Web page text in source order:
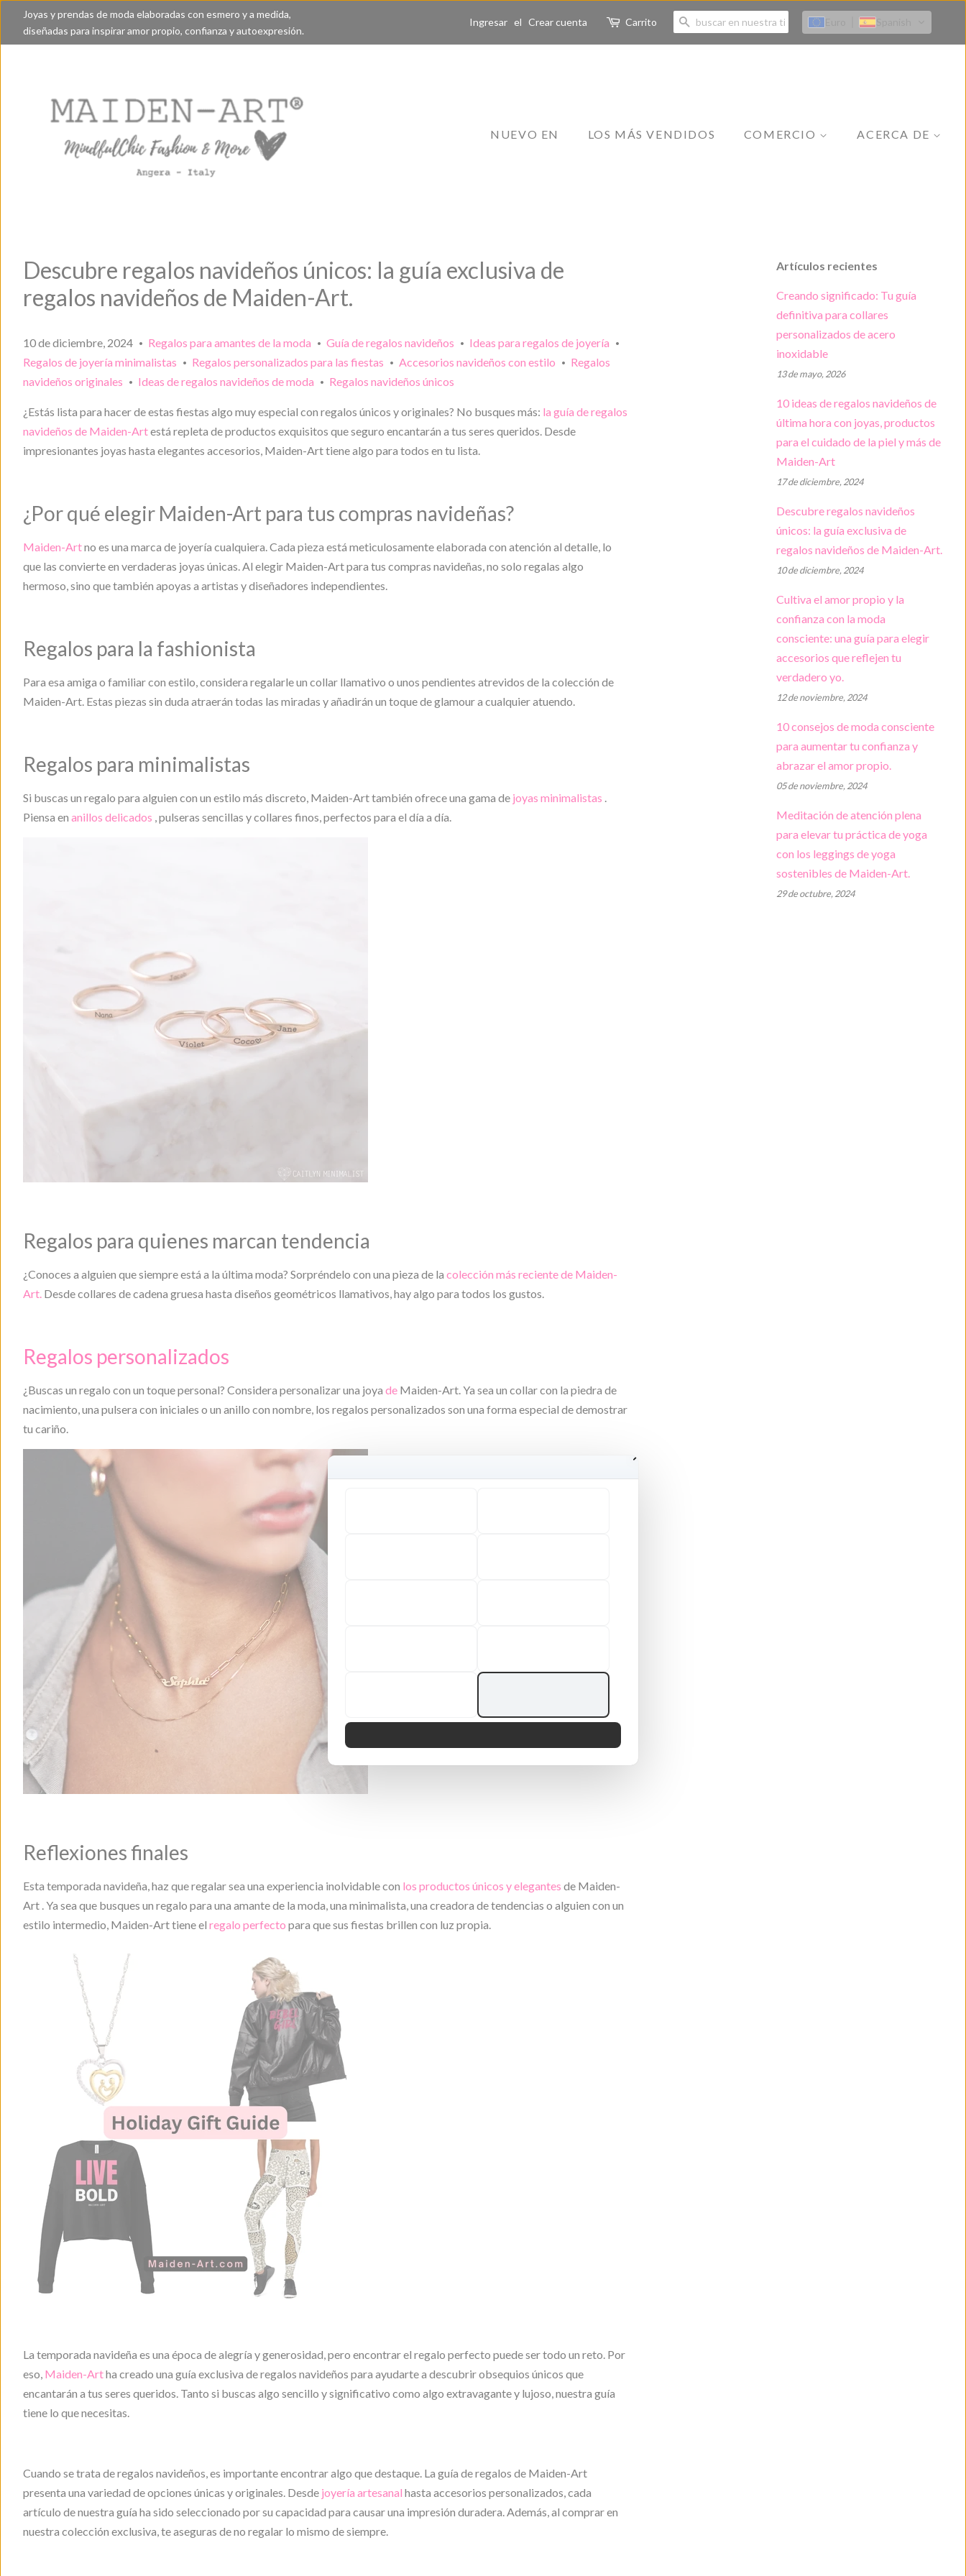
Joyas y prendas de moda elaboradas con esmero y a medida,
diseñadas para inspirar amor propio, confianza y autoexpresión.
Ingresar el Crear cuenta Carrito BUSCAR
NUEVO EN LOS MÁS VENDIDOS COMERCIO
Accesorios
Protección de la piel
Constituir
Hogar y vida
Libros electrónicos
ACERCA DE
Descubre regalos navideños únicos: la guía exclusiva de
regalos navideños de Maiden-Art.
10 de diciembre, 2024 • Regalos para amantes de la moda • Guía de regalos navideños • Ideas para regalos de joyería •
Regalos de joyería minimalistas • Regalos personalizados para las fiestas • Accesorios navideños con estilo •
Regalos
navideños originales
• Ideas de regalos navideños de moda • Regalos navideños únicos
¿Estás lista para hacer de estas fiestas algo muy especial con regalos únicos y originales? No busques más: la guía de regalos
navideños de Maiden-Artestá repleta de productos exquisitos que seguro encantarán a tus seres queridos. Desde
impresionantes joyas hasta elegantes accesorios, Maiden-Art tiene algo para todos en tu lista.
¿Por qué elegir Maiden-Art para tus compras navideñas?
Maiden-Artno es una marca de joyería cualquiera. Cada pieza está meticulosamente elaborada con atención al detalle, lo
que las convierte en verdaderas joyas únicas. Al elegir Maiden-Art para tus compras navideñas, no solo regalas algo
hermoso, sino que también apoyas a artistas y diseñadores independientes.
Regalos para la fashionista
Para esa amiga o familiar con estilo, considera regalarle un collar llamativo o unos pendientes atrevidos de la colección de
Maiden-Art. Estas piezas sin duda atraerán todas las miradas y añadirán un toque de glamour a cualquier atuendo.
Regalos para minimalistas
Si buscas un regalo para alguien con un estilo más discreto, Maiden-Art también ofrece una gama de joyas minimalistas .
Piensa en anillos delicados , pulseras sencillas y collares finos, perfectos para el día a día.
Regalos para quienes marcan tendencia
¿Conoces a alguien que siempre está a la última moda? Sorpréndelo con una pieza de la colección más reciente de Maiden-
Art. Desde collares de cadena gruesa hasta diseños geométricos llamativos, hay algo para todos los gustos.
Regalos personalizados
¿Buscas un regalo con un toque personal? Considera personalizar una joya de Maiden-Art. Ya sea un collar con la piedra de
nacimiento, una pulsera con iniciales o un anillo con nombre, los regalos personalizados son una forma especial de demostrar
tu cariño.
Reflexiones finales
Esta temporada navideña, haz que regalar sea una experiencia inolvidable con los productos únicos y elegantes de Maiden-
Art . Ya sea que busques un regalo para una amante de la moda, una minimalista, una creadora de tendencias o alguien con un
estilo intermedio, Maiden-Art tiene el regalo perfecto para que sus fiestas brillen con luz propia.
La temporada navideña es una época de alegría y generosidad, pero encontrar el regalo perfecto puede ser todo un reto. Por
eso, Maiden-Artha creado una guía exclusiva de regalos navideños para ayudarte a descubrir obsequios únicos que
encantarán a tus seres queridos. Tanto si buscas algo sencillo y significativo como algo extravagante y lujoso, nuestra guía
tiene lo que necesitas.
Cuando se trata de regalos navideños, es importante encontrar algo que destaque. La guía de regalos de Maiden-Art
presenta una variedad de opciones únicas y originales. Desde joyería artesanal hasta accesorios personalizados, cada
artículo de nuestra guía ha sido seleccionado por su capacidad para causar una impresión duradera. Además, al comprar en
nuestra colección exclusiva, te aseguras de no regalar lo mismo de siempre.
Artículos recientes
Creando significado: Tu guía
definitiva para collares
personalizados de acero
inoxidable
13 de mayo, 2026
10 ideas de regalos navideños de
última hora con joyas, productos
para el cuidado de la piel y más de
Maiden-Art
17 de diciembre, 2024
Descubre regalos navideños
únicos: la guía exclusiva de
regalos navideños de Maiden-Art.
10 de diciembre, 2024
Cultiva el amor propio y la
confianza con la moda
consciente: una guía para elegir
accesorios que reflejen tu
verdadero yo.
12 de noviembre, 2024
10 consejos de moda consciente
para aumentar tu confianza y
abrazar el amor propio.
05 de noviembre, 2024
Meditación de atención plena
para elevar tu práctica de yoga
con los leggings de yoga
sostenibles de Maiden-Art.
29 de octubre, 2024